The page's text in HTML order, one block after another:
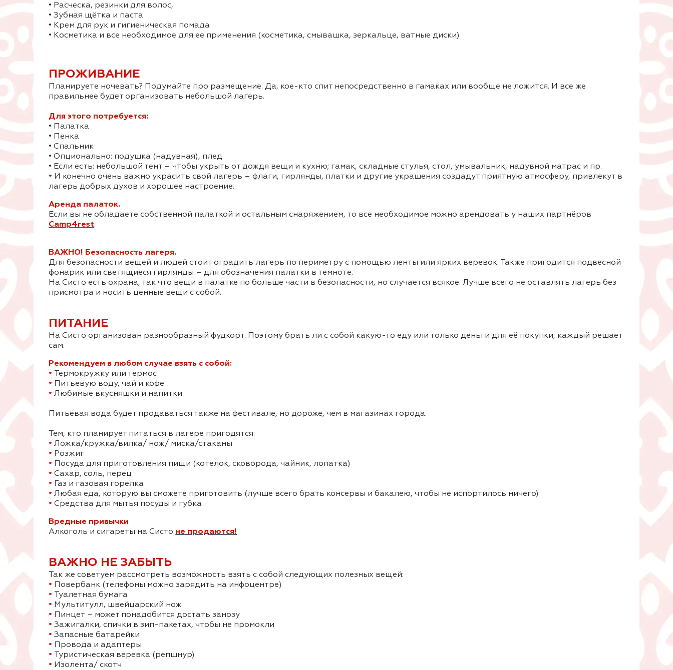
• Расческа, резинки для волос,
• Зубная щётка и паста
• Крем для рук и гигиеническая помада
• Косметика и все необходимое для ее применения (косметика, смывашка, зеркальце, ватные диски)
ПРОЖИВАНИЕ
Планируете ночевать? Подумайте про размещение. Да, кое-кто спит непосредственно в гамаках или вообще не ложится. И все же
правильнее будет организовать небольшой лагерь.
Для этого потребуется:
• Палатка
• Пенка
• Спальник
• Опционально: подушка (надувная), плед
• Если есть: небольшой тент – чтобы укрыть от дождя вещи и кухню; гамак, складные стулья, стол, умывальник, надувной матрас и пр.
• И конечно очень важно украсить свой лагерь – флаги, гирлянды, платки и другие украшения создадут приятную атмосферу, привлекут в
лагерь добрых духов и хорошее настроение.
Аренда палаток.
Если вы не обладаете собственной палаткой и остальным снаряжением, то все необходимое можно арендовать у наших партнёров
Camp4rest.
ВАЖНО! Безопасность лагеря.
Для безопасности вещей и людей стоит оградить лагерь по периметру с помощью ленты или ярких веревок. Также пригодится подвесной
фонарик или светящиеся гирлянды – для обозначения палатки в темноте.
На Систо есть охрана, так что вещи в палатке по больше части в безопасности, но случается всякое. Лучше всего не оставлять лагерь без
присмотра и носить ценные вещи с собой.
ПИТАНИЕ
На Систо организован разнообразный фудкорт. Поэтому брать ли с собой какую-то еду или только деньги для её покупки, каждый решает
сам.
Рекомендуем в любом случае взять с собой:
• Термокружку или термос
• Питьевую воду, чай и кофе
•Любимые вкусняшки и напитки
Питьевая вода будет продаваться также на фестивале, но дороже, чем в магазинах города.
Тем, кто планирует питаться в лагере пригодятся:
•Ложка/кружка/вилка/ нож/ миска/стаканы
• Розжиг
• Посуда для приготовления пищи (котелок, сковорода, чайник, лопатка)
•Сахар, соль, перец
• Газ и газовая горелка
•Любая еда, которую вы сможете приготовить (лучше всего брать консервы и бакалею, чтобы не испортилось ничего)
•Средства для мытья посуды и губка
Вредные привычки
Алкоголь и сигареты на Систо не продаются!
ВАЖНО НЕ ЗАБЫТЬ
Так же советуем рассмотреть возможность взять с собой следующих полезных вещей:
• Повербанк (телефоны можно зарядить на инфоцентре)
• Туалетная бумага
• Мультитулл, швейцарский нож
• Пинцет – может понадобится достать занозу
•Зажигалки, спички в зип-пакетах, чтобы не промокли
•Запасные батарейки
• Провода и адаптеры
• Туристическая веревка (репшнур)
• Изолента/ скотч